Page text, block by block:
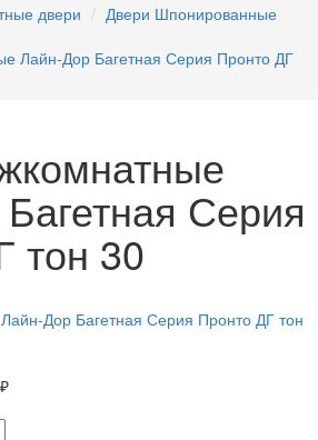
двери
Двери Шпонированные
Лайн-Дор Багетная Серия Пронто ДГ
Серия
тон 30